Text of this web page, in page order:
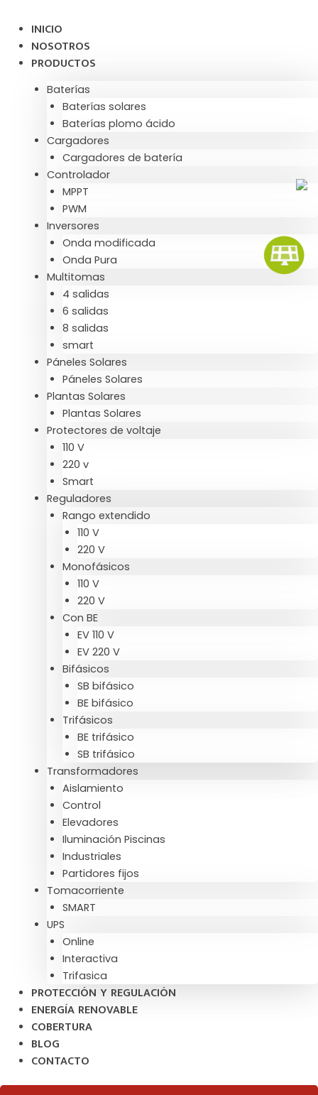
contenido
INICIO
NOSOTROS
PRODUCTOS
Baterías
Baterías solares
Baterías plomo ácido
Cargadores
Cargadores de batería
Controlador
MPPT
PWM
Inversores
Onda modificada
Onda Pura
Multitomas
4 salidas
6 salidas
8 salidas
smart
Páneles Solares
Páneles Solares
Plantas Solares
Plantas Solares
Protectores de voltaje
110 V
220 v
Smart
Reguladores
Rango extendido
110 V
220 V
Monofásicos
110 V
220 V
Con BE
EV 110 V
EV 220 V
Bifásicos
SB bifásico
BE bifásico
Trifásicos
BE trifásico
SB trifásico
Transformadores
Aislamiento
Control
Elevadores
Iluminación Piscinas
Industriales
Partidores fijos
Tomacorriente
SMART
UPS
Online
Interactiva
Trifasica
PROTECCIÓN Y REGULACIÓN
ENERGÍA RENOVABLE
COBERTURA
BLOG
CONTACTO